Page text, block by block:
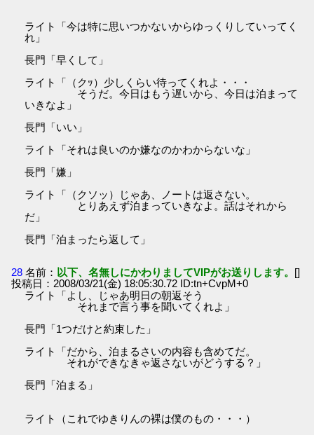
ライト「今は特に思いつかないからゆっくりしていってく
れ」
長門「早くして」
ライト「（クｯ）少しくらい待ってくれよ・・・
そうだ。今日はもう遅いから、今日は泊まって
いきなよ」
長門「いい」
ライト「それは良いのか嫌なのかわからないな」
長門「嫌」
ライト「（クソッ）じゃあ、ノートは返さない。
とりあえず泊まっていきなよ。話はそれから
だ」
長門「泊まったら返して」
28 名前： 以下、名無しにかわりましてVIPがお送りします。 []
投稿日：2008/03/21(金) 18:05:30.72 ID:tn+CvpM+0
ライト「よし、じゃあ明日の朝返そう
それまで言う事を聞いてくれよ」
長門「1つだけと約束した」
ライト「だから、泊まるさいの内容も含めてだ。
それができなきゃ返さないがどうする？」
長門「泊まる」
ライト（これでゆきりんの裸は僕のもの・・・）